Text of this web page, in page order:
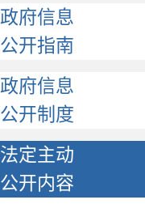
政府信息
公开指南
政府信息
公开制度
法定主动
公开内容
政府工作报告
统计信息
政府采购
价格与收费
行政许可和其他对外管...
行政权力
重要部署执行公开